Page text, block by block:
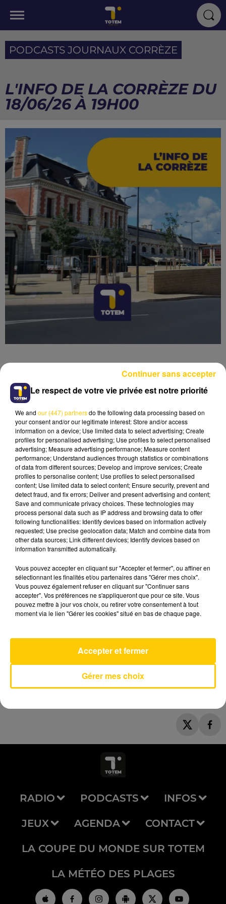
PODCASTS JOURNAUX CORRÈZE
L'INFO DE LA CORRÈZE DU
18/06/26 À 19H00
18 juin 2026 - 3 min 45 sec
L'INFO DE LA CORRÈZE DU 18/06/26 À
19H00
Ecoutez sur Totem l'information à Tulle, Brive,
dans le Nord du Lot et le pays sarladais avec les
reportages de nos journalistes sur le terrain.
OASIS
RADIO PODCASTS INFOS
JEUX AGENDA CONTACT
LA COUPE DU MONDE SUR TOTEM
LA MÉTÉO DES PLAGES
Le respect de votre vie privée est notre priorité
We and our (447) partnersdo the following data processing based on
your consent and/or our legitimate interest: Store and/or access
information on a device; Use limited data to select advertising; Create
profiles for personalised advertising; Use profiles to select personalised
advertising; Measure advertising performance; Measure content
performance; Understand audiences through statistics or combinations
of data from different sources; Develop and improve services; Create
profiles to personalise content; Use profiles to select personalised
content; Use limited data to select content; Ensure security, prevent and
detect fraud, and fix errors; Deliver and present advertising and content;
Save and communicate privacy choices. These technologies may
process personal data such as IP address and browsing data to offer
following functionalities: Identify devices based on information actively
requested; Use precise geolocation data; Match and combine data from
other data sources; Link different devices; Identify devices based on
information transmitted automatically.
Vous pouvez accepter en cliquant sur "Accepter et fermer", ou affiner en
sélectionnant les finalités et/ou partenaires dans "Gérer mes choix".
Vous pouvez également refuser en cliquant sur "Continuer sans
accepter". Vos préférences ne s'appliqueront que pour ce site. Vous
pouvez mettre à jour vos choix, ou retirer votre consentement à tout
moment via le lien "Gérer les cookies" situé en bas de chaque page.
Gérer mes choix
Accepter et fermer
Continuer sans accepter